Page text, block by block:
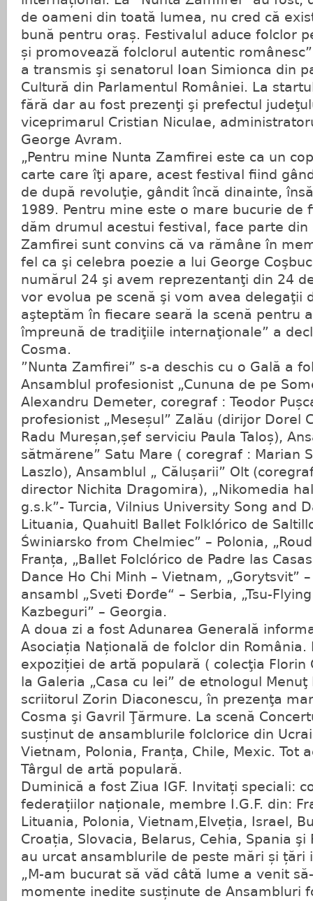
de oameni din toată lumea, nu cred că
bună pentru oraș. Festivalul aduce folclor
și promovează folclorul autentic
a transmis şi senatorul Ioan Simionca din
Cultură din Parlamentul României. La
fără dar au fost prezenţi şi prefectul
viceprimarul Cristian Niculae,
George Avram.
„Pentru mine Nunta Zamfirei este ca un
carte care îţi apare, acest festival fiind
de după revoluţie, gândit încă dinainte,
1989. Pentru mine este o mare bucurie de
dăm drumul acestui festival, face parte din
Zamfirei sunt convins că va rămâne în
fel ca şi celebra poezie a lui George
numărul 24 şi avem reprezentanţi din 24
vor evolua pe scenă şi vom avea delegaţii
aşteptăm în fiecare seară la scenă pentru
împreună de tradiţiile internaţionale” a
Cosma.
”Nunta Zamfirei” s-a deschis cu o Gală a
Ansamblul profesionist „Cununa de pe
Alexandru Demeter, coregraf : Teodor
profesionist „Meseșul” Zalău (dirijor Dorel
Radu Mureșan,șef serviciu Paula Taloș),
sătmărene” Satu Mare ( coregraf : Marian
Laszlo), Ansamblul „ Călușarii” Olt
director Nichita Dragomira), „Nikomedia
g.s.k”- Turcia, Vilnius University Song and
Lituania, Quahuitl Ballet Folklórico de
Świniarsko from Chelmiec” – Polonia,
Franța, „Ballet Folclórico de Padre las
Dance Ho Chi Minh – Vietnam, „Gorytsvit”
ansambl „Sveti Đorđe“ – Serbia, „Tsu-
Kazbeguri” – Georgia.
A doua zi a fost Adunarea Generală
Asociația Națională de folclor din România.
expoziției de artă populară ( colecţia Florin
la Galeria „Casa cu lei” de etnologul
scriitorul Zorin Diaconescu, în prezenţa
Cosma şi Gavril Ţărmure. La scenă
susținut de ansamblurile folclorice din
Vietnam, Polonia, Franța, Chile, Mexic. Tot
Târgul de artă populară.
Duminică a fost Ziua IGF. Invitați speciali:
federațiilor naționale, membre I.G.F. din:
Lituania, Polonia, Vietnam,Elveția, Israel,
Croația, Slovacia, Belarus, Cehia, Spania şi
au urcat ansamblurile de peste mări și țări
„M-am bucurat să văd câtă lume a venit
momente inedite susținute de Ansambluri